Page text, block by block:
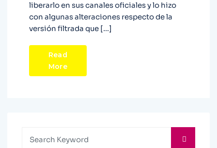
liberarlo en sus canales oficiales y lo hizo
con algunas alteraciones respecto de la
versión filtrada que […]
Read
More